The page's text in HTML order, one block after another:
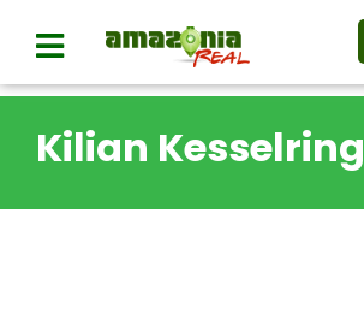
Kilian Kesselring